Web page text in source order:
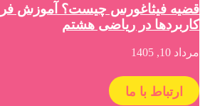
قضیه فیثاغورس چیست؟ آموزش
کاربردها در ریاضی هشتم
مرداد 10, 1405
ارتباط با ما